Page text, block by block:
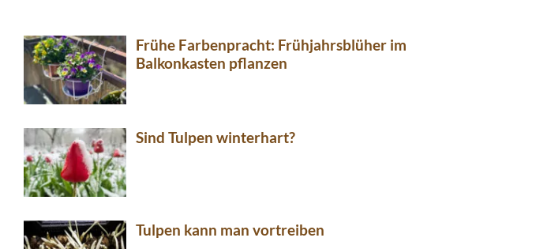
Frühe Farbenpracht: Frühjahrsblüher im
Balkonkasten pflanzen
Sind Tulpen winterhart?
Tulpen kann man vortreiben